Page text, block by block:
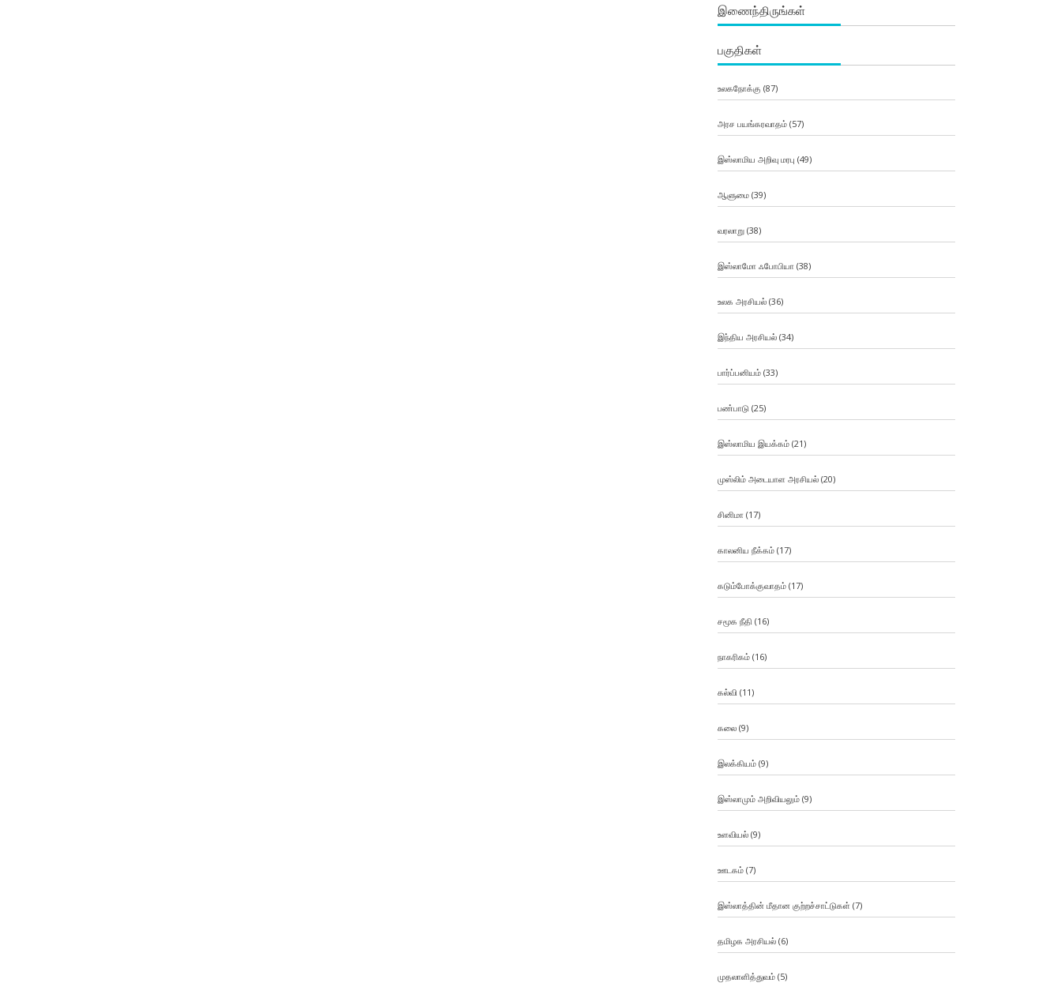
இணைந்திருங்கள்
பகுதிகள்
உலகநோக்கு (87)
அரச பயங்கரவாதம்(57)
இஸ்லாமிய அறிவு மரபு (49)
ஆளுமை(39)
வரலாறு(38)
இஸ்லாமோ ஃபோபியா (38)
உலக அரசியல்(36)
இந்திய அரசியல்(34)
பார்ப்பனியம்(33)
பண்பாடு(25)
இஸ்லாமிய இயக்கம்(21)
முஸ்லிம் அடையாள அரசியல்(20)
சினிமா (17)
காலனிய நீக்கம்(17)
கடும்போக்குவாதம்(17)
சமூக நீதி (16)
நாகரிகம்(16)
கல்வி (11)
கலை(9)
இலக்கியம்(9)
இஸ்லாமும் அறிவியலும்(9)
உளவியல்(9)
ஊடகம்(7)
இஸ்லாத்தின் மீதான குற்றச்சாட்டுகள் (7)
தமிழக அரசியல்(6)
முதலாளித்துவம்(5)